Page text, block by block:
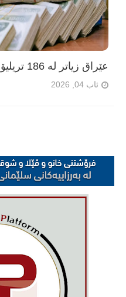
عێراق زیاتر لە 186 تریلیۆن دینار قەرزدارە
ئاب 04, 2026